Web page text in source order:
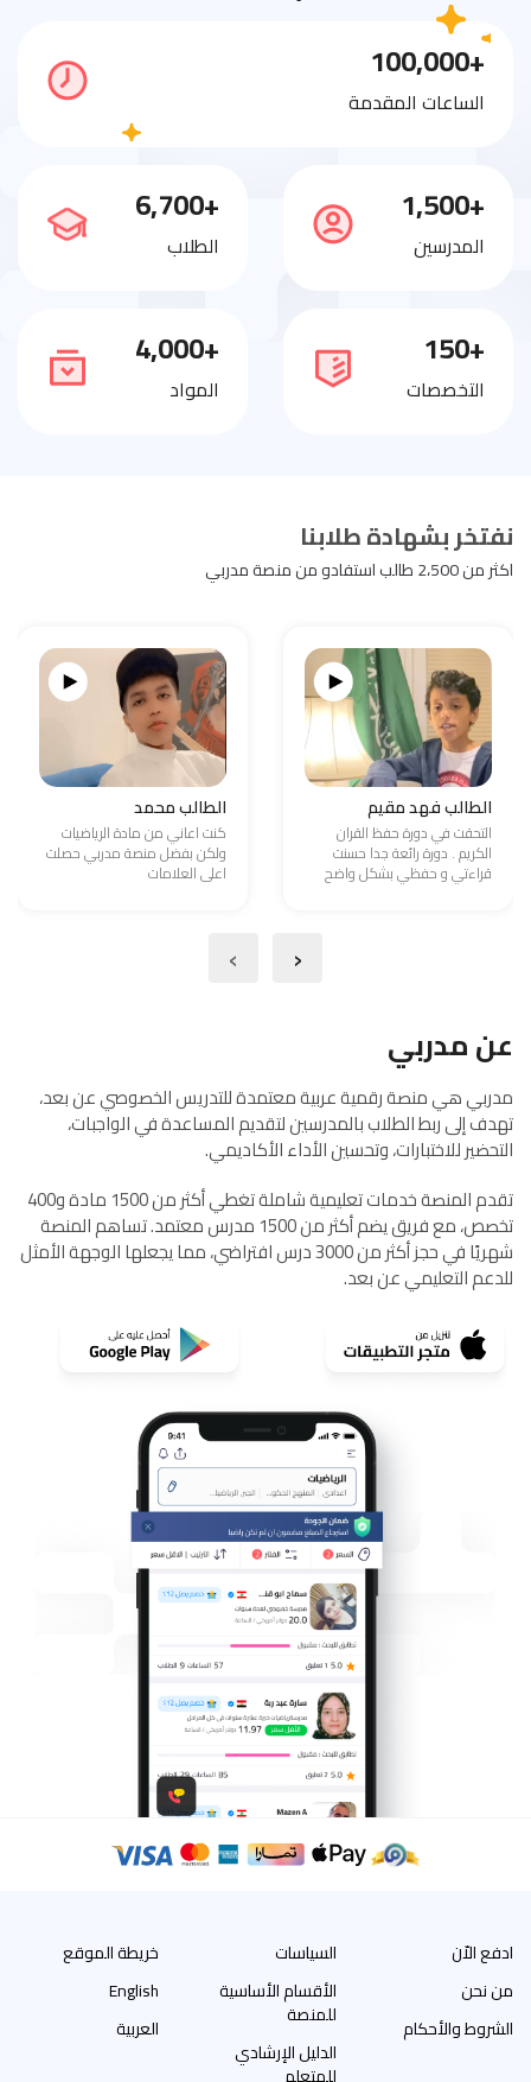
+100,000
الساعات المقدمة
+1,500
المدرسين
+6,700
الطلاب
+150
التخصصات
+4,000
المواد
نفتخر بشهادة طلابنا
اكثر من 2،500 طالب استفادو من منصة مدربي
الطالب فهد مقيم
التحقت في دورة حفظ القران
الكريم . دورة رائعة جدا حسنت
قراءتي و حفظي بشكل واضح
الطالب محمد
كنت اعاني من مادة الرياضيات
ولكن بفضل منصة مدربي حصلت
اعلى العلامات
‹
›
عن مدربي
مدربي هي منصة رقمية عربية معتمدة للتدريس الخصوصي عن بعد،
تهدف إلى ربط الطلاب بالمدرسين لتقديم المساعدة في الواجبات،
التحضير للاختبارات، وتحسين الأداء الأكاديمي.
تقدم المنصة خدمات تعليمية شاملة تغطي أكثر من 1500 مادة و400
تخصص، مع فريق يضم أكثر من 1500 مدرس معتمد. تساهم المنصة
شهريًا في حجز أكثر من 3000 درس افتراضي، مما يجعلها الوجهة الأمثل
للدعم التعليمي عن بعد.
ادفع الاّن
من نحن
الشروط والأحكام
السياسات
الأقسام الأساسية
للمنصة
الدليل الإرشادي
خريطة الموقع
English
العربية